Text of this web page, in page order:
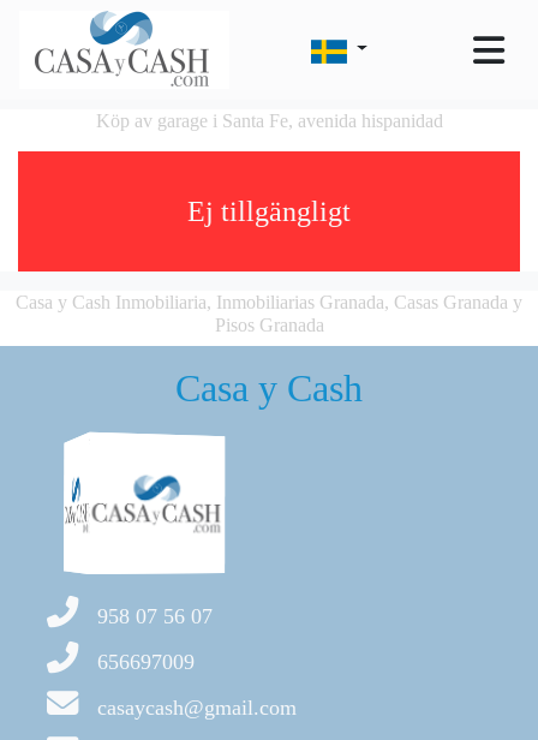
Köp av garage i Santa Fe, avenida hispanidad
Ej tillgängligt
Casa y Cash Inmobiliaria, Inmobiliarias Granada, Casas Granada y
Pisos Granada
Casa y Cash
958 07 56 07
656697009
casaycash@gmail.com